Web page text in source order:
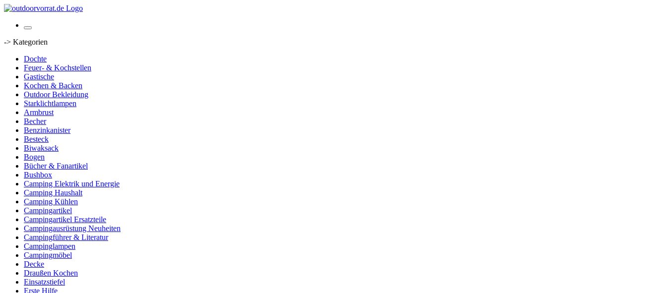
-> Kategorien
Dochte
Feuer- & Kochstellen
Gastische
Kochen & Backen
Outdoor Bekleidung
Starklichtlampen
Armbrust
Becher
Benzinkanister
Besteck
Biwaksack
Bogen
Bücher & Fanartikel
Bushbox
Camping Elektrik und Energie
Camping Haushalt
Camping Kühlen
Campingartikel
Campingartikel Ersatzteile
Campingausrüstung Neuheiten
Campingführer & Literatur
Campinglampen
Campingmöbel
Decke
Draußen Kochen
Einsatzstiefel
Erste Hilfe